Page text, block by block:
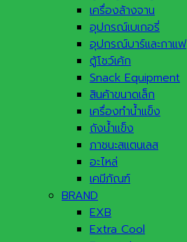
เครื่องล้างจาน
อุปกรณ์เบเกอรี่
อุปกรณ์บาร์และกาแฟ
ตู้โชว์เค้ก
Snack Equipment
สินค้าขนาดเล็ก
เครื่องทำน้ำแข็ง
ถังน้ำแข็ง
ภาชนะสแตนเลส
อะไหล่
เคมีภัณฑ์
BRAND
EXB
Extra Cool